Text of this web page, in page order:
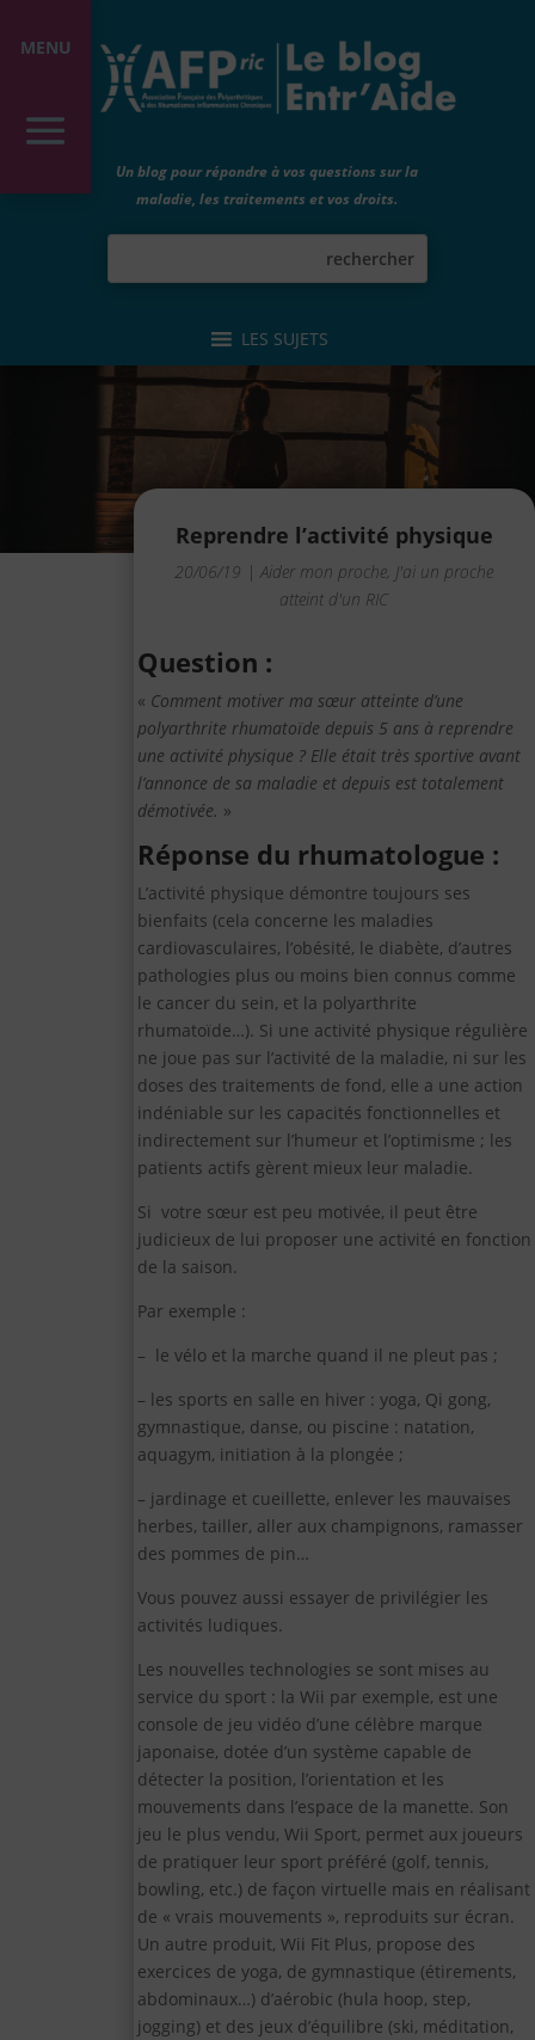
Un blog pour répondre à vos questions sur la
maladie, les traitements et vos droits.
LES SUJETS
MENU
Reprendre l’activité physique
20/06/19 |Aider mon proche, J'ai un proche
atteint d'un RIC
Question :
« Comment motiver ma sœur atteinte d’une
polyarthrite rhumatoïde depuis 5 ans à reprendre
une activité physique ? Elle était très sportive avant
l’annonce de sa maladie et depuis est totalement
démotivée. »
Réponse du rhumatologue :
L’activité physique démontre toujours ses
bienfaits (cela concerne les maladies
cardiovasculaires, l’obésité, le diabète, d’autres
pathologies plus ou moins bien connus comme
le cancer du sein, et la polyarthrite
rhumatoïde…). Si une activité physique régulière
ne joue pas sur l’activité de la maladie, ni sur les
doses des traitements de fond, elle a une action
indéniable sur les capacités fonctionnelles et
indirectement sur l’humeur et l’optimisme ; les
patients actifs gèrent mieux leur maladie.
Si votre sœur est peu motivée, il peut être
judicieux de lui proposer une activité en fonction
de la saison.
Par exemple :
– le vélo et la marche quand il ne pleut pas ;
– les sports en salle en hiver : yoga, Qi gong,
gymnastique, danse, ou piscine : natation,
aquagym, initiation à la plongée ;
– jardinage et cueillette, enlever les mauvaises
herbes, tailler, aller aux champignons, ramasser
des pommes de pin…
Vous pouvez aussi essayer de privilégier les
activités ludiques.
Les nouvelles technologies se sont mises au
service du sport : la Wii par exemple, est une
console de jeu vidéo d’une célèbre marque
japonaise, dotée d’un système capable de
détecter la position, l’orientation et les
mouvements dans l’espace de la manette. Son
jeu le plus vendu, Wii Sport, permet aux joueurs
de pratiquer leur sport préféré (golf, tennis,
bowling, etc.) de façon virtuelle mais en réalisant
de « vrais mouvements », reproduits sur écran.
Un autre produit, Wii Fit Plus, propose des
exercices de yoga, de gymnastique (étirements,
abdominaux…) d’aérobic (hula hoop, step,
jogging) et des jeux d’équilibre (ski, méditation,